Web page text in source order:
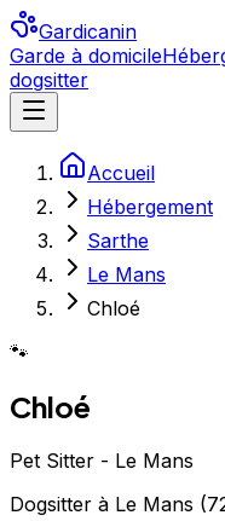
Gardicanin
Garde à domicile
dogsitter
Accueil
Hébergement
Sarthe
Le Mans
Chloé
🐾
Chloé
Pet Sitter - Le Mans
Dogsitter à Le Mans (